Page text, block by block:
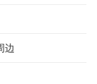
边